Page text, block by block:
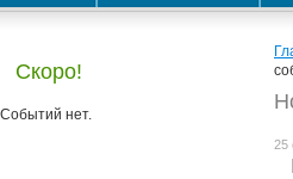
Скоро!
Событий нет.
25